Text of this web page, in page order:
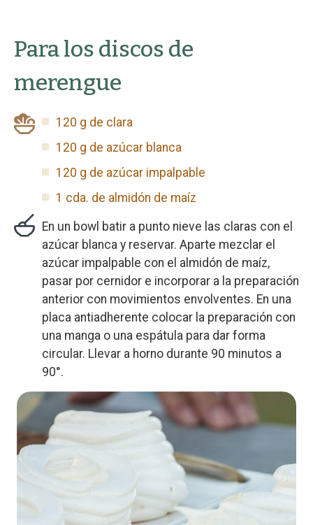
Para los discos de
merengue
120 g de clara
120 g de azúcar blanca
120 g de azúcar impalpable
1 cda. de almidón de maíz
En un bowl batir a punto nieve las claras con el
azúcar blanca y reservar. Aparte mezclar el
azúcar impalpable con el almidón de maíz,
pasar por cernidor e incorporar a la preparación
anterior con movimientos envolventes. En una
placa antiadherente colocar la preparación con
una manga o una espátula para dar forma
circular. Llevar a horno durante 90 minutos a
90°.